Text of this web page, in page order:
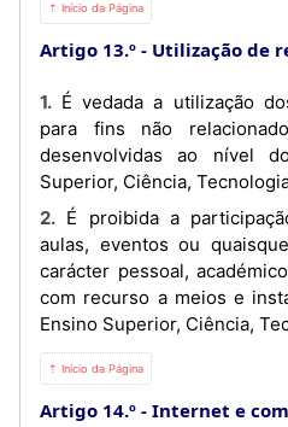
⇡ Início da Página
Artigo 13.º Utilização de
1. É vedada a utilização dos recursos tecnológicos
para fins não
desenvolvidas ao nível
Superior, Ciência,
2. É proibida a participação em reuniões virtuais,
aulas, eventos ou
carácter pessoal,
com recurso a meios e
Ensino Superior, Ciência,
⇡ Início da Página
Artigo 14.º Internet e